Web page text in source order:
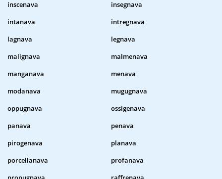
inscenava
insegnava
intanava
intregnava
lagnava
legnava
malignava
malmenava
manganava
menava
modanava
mugugnava
oppugnava
ossigenava
panava
penava
pirogenava
planava
porcellanava
profanava